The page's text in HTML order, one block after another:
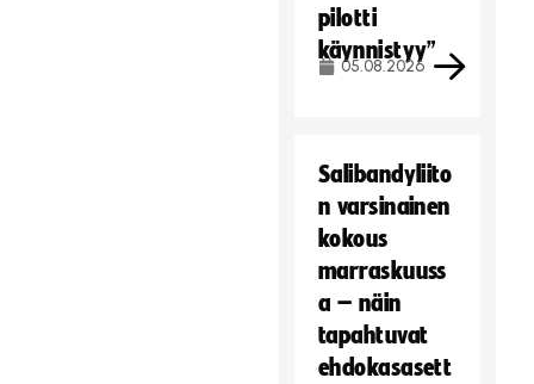
pilotti
käynnistyy”
05.08.2026
Salibandyliito
n varsinainen
kokous
marraskuuss
a – näin
tapahtuvat
ehdokasasett